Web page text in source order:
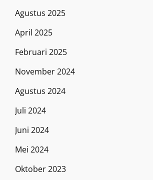
Agustus 2025
April 2025
Februari 2025
November 2024
Agustus 2024
Juli 2024
Juni 2024
Mei 2024
Oktober 2023